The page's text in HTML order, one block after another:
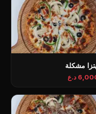
مشكلة
د.ع